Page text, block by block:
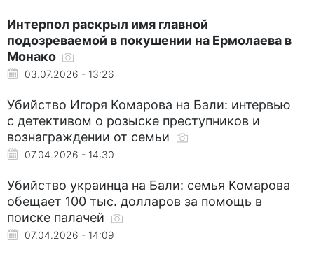
Интерпол раскрыл имя главной
подозреваемой в покушении на Ермолаева в
Монако
03.07.2026 - 13:26
Убийство Игоря Комарова на Бали: интервью
с детективом о розыске преступников и
вознаграждении от семьи
07.04.2026 - 14:30
Убийство украинца на Бали: семья Комарова
обещает 100 тыс. долларов за помощь в
поиске палачей
07.04.2026 - 14:09